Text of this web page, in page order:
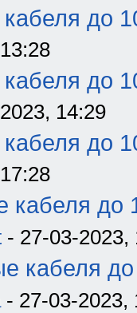
до
до
14:29
до
до
- 27-03-2023,
кабеля до
- 27-03-2023,